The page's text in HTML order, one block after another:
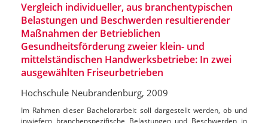
Vergleich individueller, aus branchentypischen
Belastungen und Beschwerden resultierender
Maßnahmen der Betrieblichen
Gesundheitsförderung zweier klein- und
mittelständischen Handwerksbetriebe: In zwei
ausgewählten Friseurbetrieben
Hochschule Neubrandenburg, 2009
Im Rahmen dieser Bachelorarbeit soll dargestellt werden, ob und
inwiefern branchenspezifische Belastungen und Beschwerden in